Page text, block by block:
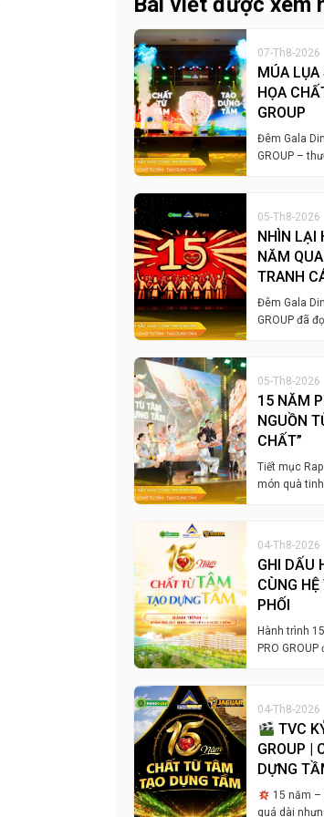
07-Th8-2026
MÚA
HỌA
GROUP
Đêm Gala
GROUP –
05-Th8-2026
NHÌN LẠI
NĂM
TRANH
Đêm Gala
GROUP đã
05-Th8-2026
15 NĂM
NGUỒN
CHẤT”
Tiết mục
món quà
04-Th8-2026
GHI DẤU
CÙNG
PHỐI
Hành trình
PRO
04-Th8-2026
TVC
GROUP |
DỰNG
15 năm
quá dài